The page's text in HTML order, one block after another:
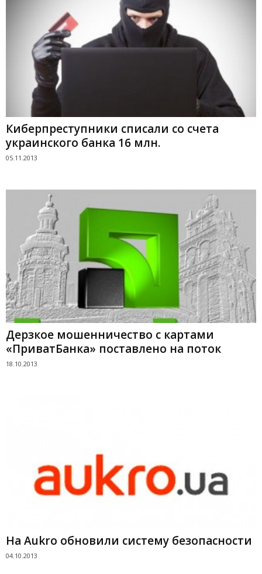
Киберпреступники списали со счета
украинского банка 16 млн.
05.11.2013
Дерзкое мошенничество с картами
«ПриватБанка» поставлено на поток
18.10.2013
На Aukro обновили систему безопасности
04.10.2013